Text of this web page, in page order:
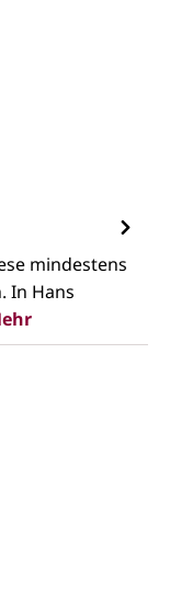
mindestens
In Hans